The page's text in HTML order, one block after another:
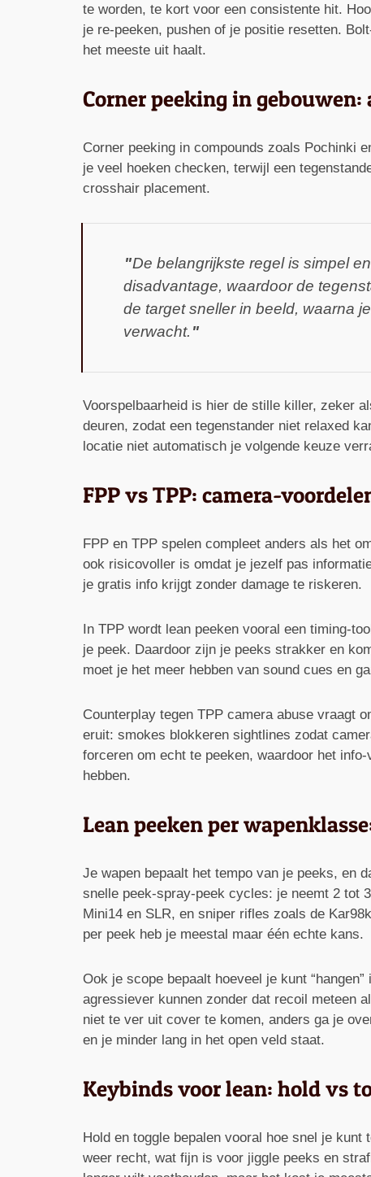
te worden, te kort voor een consistente hit.
je re-peeken, pushen of je positie resetten.
het meeste uit haalt.
Corner peeking in
Corner peeking in compounds zoals Pochinki
je veel hoeken checken, terwijl een
crosshair placement.
De belangrijkste regel is simpel
disadvantage, waardoor de
de target sneller in beeld, waarna
verwacht.
Voorspelbaarheid is hier de stille killer, zeker
deuren, zodat een tegenstander niet relaxed
locatie niet automatisch je volgende keuze
FPP vs TPP: camera-
FPP en TPP spelen compleet anders als het
ook risicovoller is omdat je jezelf pas
je gratis info krijgt zonder damage te riskeren.
In TPP wordt lean peeken vooral een timing-
je peek. Daardoor zijn je peeks strakker en
moet je het meer hebben van sound cues en
Counterplay tegen TPP camera abuse vraagt
eruit: smokes blokkeren sightlines zodat
forceren om echt te peeken, waardoor het
hebben.
Lean peeken per
Je wapen bepaalt het tempo van je peeks, en
snelle peek-spray-peek cycles: je neemt 2 tot
Mini14 en SLR, en sniper rifles zoals de
per peek heb je meestal maar één echte kans.
Ook je scope bepaalt hoeveel je kunt
agressiever kunnen zonder dat recoil meteen
niet te ver uit cover te komen, anders ga je
en je minder lang in het open veld staat.
Keybinds voor lean: hold vs
Hold en toggle bepalen vooral hoe snel je
weer recht, wat fijn is voor jiggle peeks en